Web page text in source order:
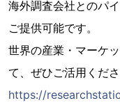
海外調査会社とのパ
ご提供可能です。
世界の産業・マーケ
て、ぜひご活用くださ
https://